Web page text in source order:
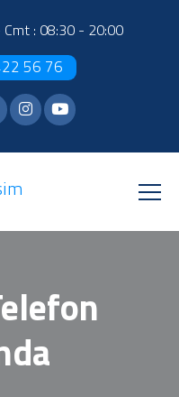
Cmt : 08:30 - 20:00
56 76